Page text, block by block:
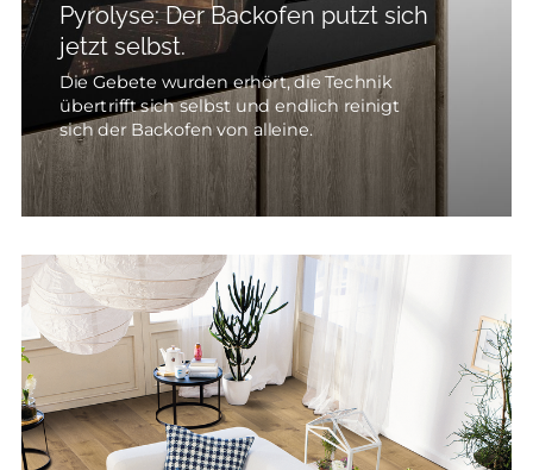
Pyrolyse: Der Backofen putzt sich
jetzt selbst.
Die Gebete wurden erhört, die Technik
übertrifft sich selbst und endlich reinigt
sich der Backofen von alleine.